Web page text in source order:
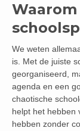
We weten
is. Met de juiste
georganiseerd,
agenda en een
chaotische
helpt het hebben
hebben zonder